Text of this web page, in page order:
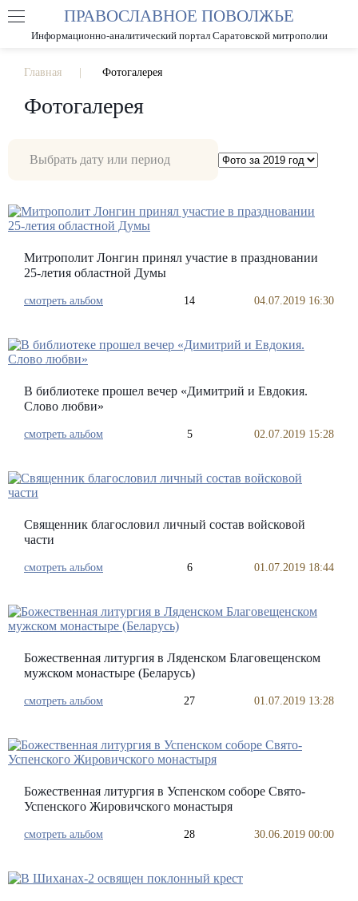
РАЗМЕР ШРИФТА А А
ПРАВОСЛАВНОЕ ПОВОЛЖЬЕ
Информационно-аналитический портал Саратовской митрополии
Главная Фотогалерея
Фотогалерея
Митрополит Лонгин принял участие в праздновании
25-летия областной Думы
смотреть альбом 14 04.07.2019 16:30
В библиотеке прошел вечер «Димитрий и Евдокия.
Слово любви»
смотреть альбом 5 02.07.2019 15:28
Священник благословил личный состав войсковой
части
смотреть альбом 6 01.07.2019 18:44
Божественная литургия в Ляденском Благовещенском
мужском монастыре (Беларусь)
смотреть альбом 27 01.07.2019 13:28
Божественная литургия в Успенском соборе Свято-
Успенского Жировичского монастыря
смотреть альбом 28 30.06.2019 00:00